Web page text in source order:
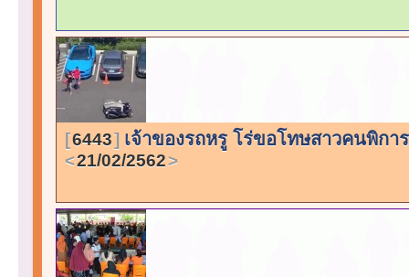
6443 เจ้าของรถหรู โร่ขอโทษสาวคนพิกา
21/02/2562